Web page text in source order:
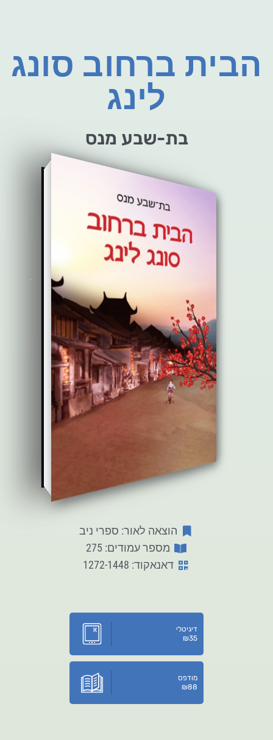
הבית ברחוב סונג
לינג
בת-שבע מנס
הוצאה לאור: ספרי ניב
מספר עמודים: 275
דאנאקוד: 1272-1448
דיגיטלי
₪35
מודפס
₪88